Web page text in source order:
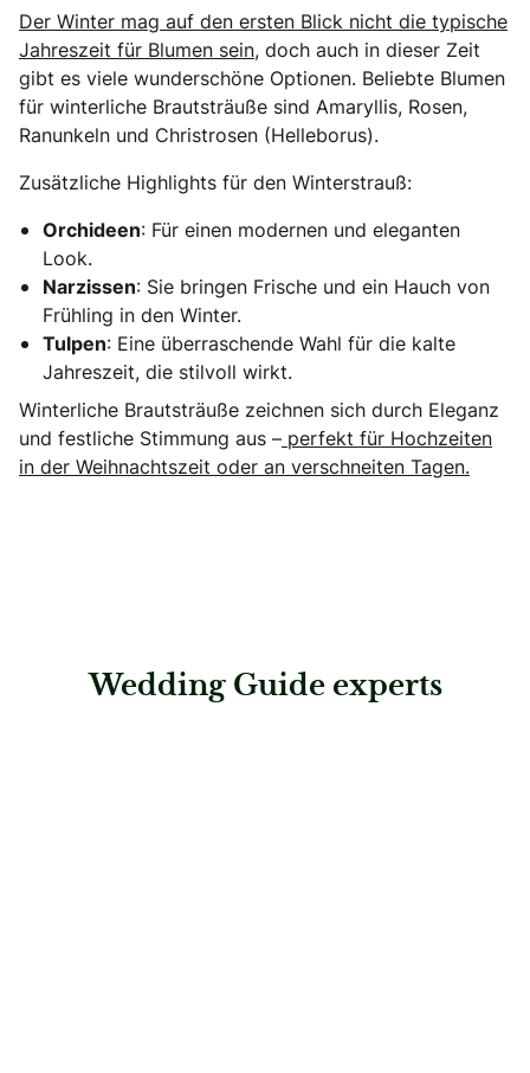
Der Winter mag auf den ersten Blick nicht die typische
Jahreszeit für Blumen sein, doch auch in dieser Zeit
gibt es viele wunderschöne Optionen. Beliebte Blumen
für winterliche Brautsträuße sind Amaryllis, Rosen,
Ranunkeln und Christrosen (Helleborus).
Zusätzliche Highlights für den Winterstrauß:
Orchideen: Für einen modernen und eleganten
Look.
Narzissen: Sie bringen Frische und ein Hauch von
Frühling in den Winter.
Tulpen: Eine überraschende Wahl für die kalte
Jahreszeit, die stilvoll wirkt.
Winterliche Brautsträuße zeichnen sich durch Eleganz
und festliche Stimmung aus – perfekt für Hochzeiten
in der Weihnachtszeit oder an verschneiten Tagen.
Wedding Guide experts